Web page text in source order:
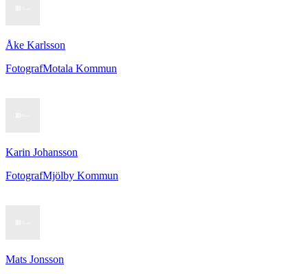
Åke Karlsson
FotografMotala Kommun
Karin Johansson
FotografMjölby Kommun
Mats Jonsson